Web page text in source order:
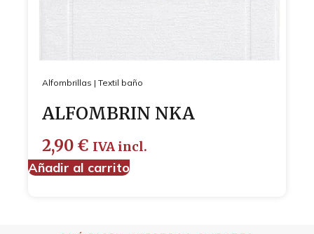
Alfombrillas | Textil baño
ALFOMBRIN NKA
2,90 € IVA incl.
Añadir al carrito